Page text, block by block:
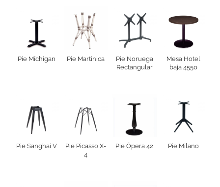
Pie Míchigan Pie Martinica
Pie Noruega
Rectangular
Mesa Hotel
baja 4550
Pie Sanghai V
Pie Picasso X-
4
Pie Ópera 42 Pie Milano